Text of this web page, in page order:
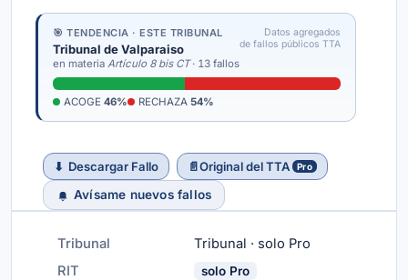
🎯 TENDENCIA · ESTE TRIBUNAL
Tribunal de Valparaiso
en materia Artículo 8 bis CT· 13 fallos
Datos agregados
de fallos públicos TTA
ACOGE 46% RECHAZA 54%
⬇ Descargar Fallo 📄Original del TTA Pro
Avísame nuevos fallos
Tribunal
Tribunal · solo Pro
RIT
solo Pro